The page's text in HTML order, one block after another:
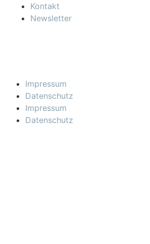
Kontakt
Newsletter
Impressum
Datenschutz
Impressum
Datenschutz